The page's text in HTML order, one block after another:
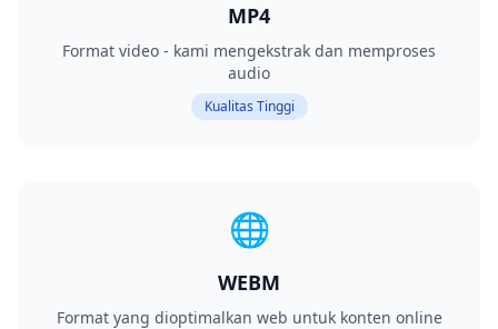
MP4
Format video - kami mengekstrak dan memproses
audio
Kualitas Tinggi
🌐
WEBM
Format yang dioptimalkan web untuk konten online